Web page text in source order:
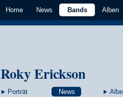
Home News Bands Alben
Roky Erickson
Porträt News